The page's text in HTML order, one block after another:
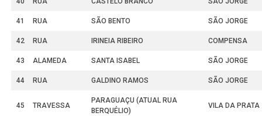
41 RUA SÃO BENTO SÃO JORGE
42 RUA IRINEIA RIBEIRO COMPENSA
43 ALAMEDA SANTA ISABEL SÃO JORGE
44 RUA GALDINO RAMOS SÃO JORGE
45 TRAVESSA
PARAGUAÇU (ATUAL RUA
BERQUÉLIO)
VILA DA PRATA